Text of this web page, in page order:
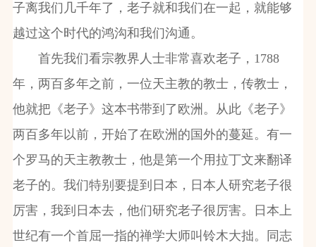
子离我们几千年了，老子就和我们在一起，就能够
越过这个时代的鸿沟和我们沟通。
首先我们看宗教界人士非常喜欢老子，1788
年，两百多年之前，一位天主教的教士，传教士，
他就把《老子》这本书带到了欧洲。从此《老子》
两百多年以前，开始了在欧洲的国外的蔓延。有一
个罗马的天主教教士，他是第一个用拉丁文来翻译
老子的。我们特别要提到日本，日本人研究老子很
厉害，我到日本去，他们研究老子很厉害。日本上
世纪有一个首屈一指的禅学大师叫铃木大拙。同志